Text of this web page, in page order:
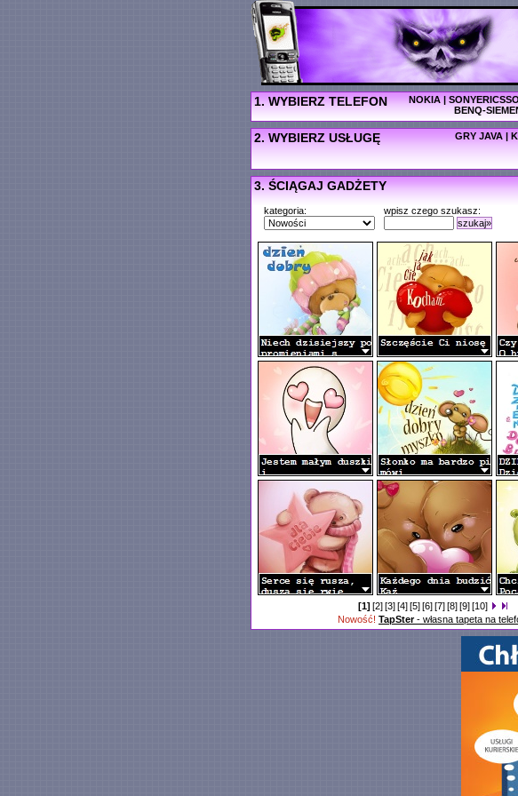
1. WYBIERZ TELEFON NOKIA|
BENQ-
2. WYBIERZ USŁUGĘ GRY JAVA |
3. ŚCIĄGAJ GADŻETY
kategoria:
wpisz czego szukasz:
szukaj»
[1] [2][3][4][5][6][7][8][9][10]
Nowość! TapSter- własna tapeta na